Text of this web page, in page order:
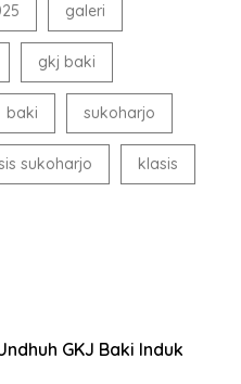
galeri
gkj baki
baki sukoharjo
sukoharjo klasis
GKJ Baki Induk